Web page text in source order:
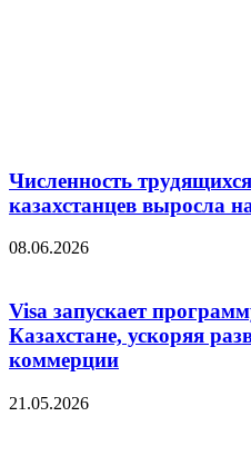
Численность
казахстанцев выросла
08.06.2026
Visa запускает
Казахстане, ускоряя
коммерции
21.05.2026